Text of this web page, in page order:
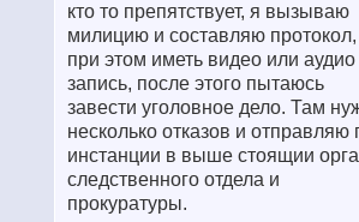
кто то препятствует, я вызываю
милицию и составляю протокол,
при этом иметь видео или аудио
запись, после этого пытаюсь
завести уголовное дело. Там
несколько отказов и отправляю
инстанции в выше стоящии
следственного отдела и
прокуратуры.